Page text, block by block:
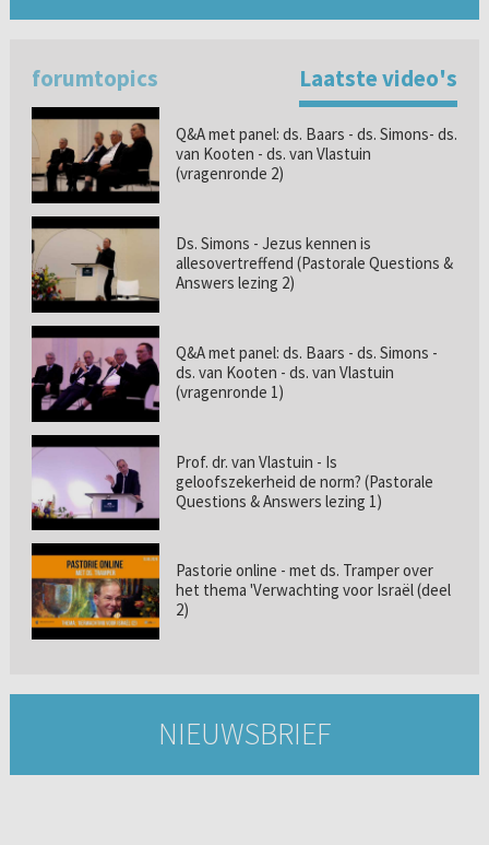
forumtopics Laatste video's
Q&A met panel: ds. Baars - ds. Simons- ds.
van Kooten - ds. van Vlastuin
(vragenronde 2)
Ds. Simons - Jezus kennen is
allesovertreffend (Pastorale Questions &
Answers lezing 2)
Q&A met panel: ds. Baars - ds. Simons -
ds. van Kooten - ds. van Vlastuin
(vragenronde 1)
Prof. dr. van Vlastuin - Is
geloofszekerheid de norm? (Pastorale
Questions & Answers lezing 1)
Pastorie online - met ds. Tramper over
het thema 'Verwachting voor Israël (deel
2)
NIEUWSBRIEF